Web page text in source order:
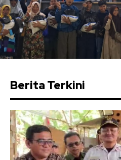
Berita Terkini